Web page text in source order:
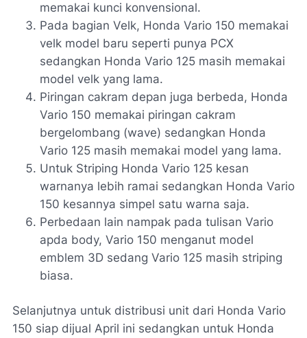
memakai kunci konvensional.
Pada bagian Velk, Honda Vario 150 memakai
velk model baru seperti punya PCX
sedangkan Honda Vario 125 masih memakai
model velk yang lama.
Piringan cakram depan juga berbeda, Honda
Vario 150 memakai piringan cakram
bergelombang (wave) sedangkan Honda
Vario 125 masih memakai model yang lama.
Untuk Striping Honda Vario 125 kesan
warnanya lebih ramai sedangkan Honda Vario
150 kesannya simpel satu warna saja.
Perbedaan lain nampak pada tulisan Vario
apda body, Vario 150 menganut model
emblem 3D sedang Vario 125 masih striping
biasa.
Selanjutnya untuk distribusi unit dari Honda Vario
150 siap dijual April ini sedangkan untuk Honda